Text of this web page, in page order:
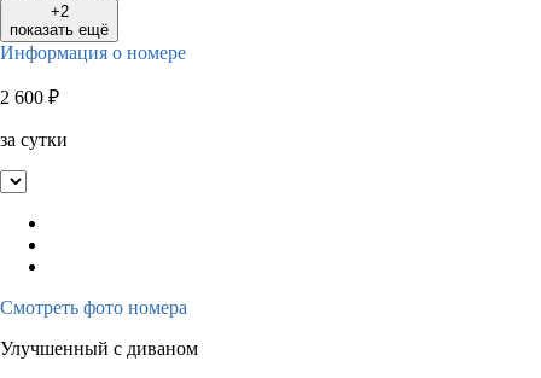
+2
показать ещё
Информация о номере
2 600 ₽
за сутки
Смотреть фото номера
Улучшенный с диваном